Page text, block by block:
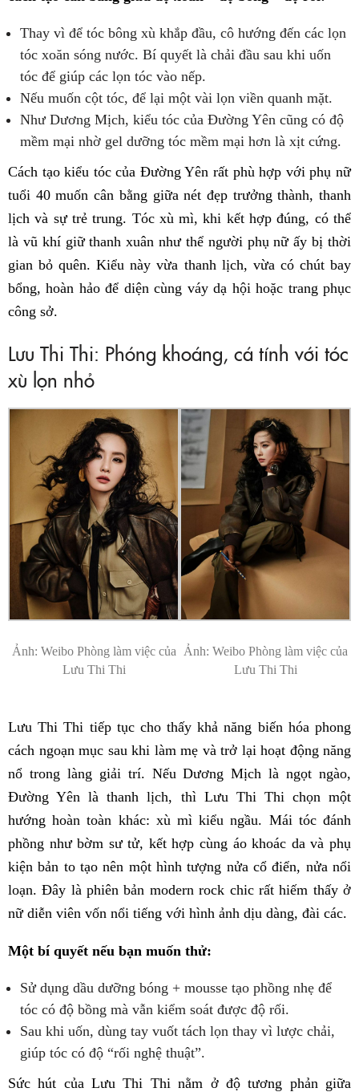
Thay vì để tóc bông xù khắp đầu, cô hướng đến các lọn
tóc xoăn sóng nước. Bí quyết là chải đầu sau khi uốn
tóc để giúp các lọn tóc vào nếp.
Nếu muốn cột tóc, để lại một vài lọn viền quanh mặt.
Như Dương Mịch, kiểu tóc của Đường Yên cũng có độ
mềm mại nhờ gel dưỡng tóc mềm mại hơn là xịt cứng.
Cách tạo kiểu tóc của Đường Yên rất phù hợp với phụ nữ
tuổi 40 muốn cân bằng giữa nét đẹp trưởng thành, thanh
lịch và sự trẻ trung. Tóc xù mì, khi kết hợp đúng, có thể
là vũ khí giữ thanh xuân như thể người phụ nữ ấy bị thời
gian bỏ quên. Kiểu này vừa thanh lịch, vừa có chút bay
bổng, hoàn hảo để diện cùng váy dạ hội hoặc trang phục
công sở.
Lưu Thi Thi: Phóng khoáng, cá tính với tóc
xù lọn nhỏ
Ảnh: Weibo Phòng làm việc của
Lưu Thi Thi
Ảnh: Weibo Phòng làm việc của
Lưu Thi Thi
Lưu Thi Thi tiếp tục cho thấy khả năng biến hóa phong
cách ngoạn mục sau khi làm mẹ và trở lại hoạt động năng
nổ trong làng giải trí. Nếu Dương Mịch là ngọt ngào,
Đường Yên là thanh lịch, thì Lưu Thi Thi chọn một
hướng hoàn toàn khác: xù mì kiểu ngầu. Mái tóc đánh
phồng như bờm sư tử, kết hợp cùng áo khoác da và phụ
kiện bản to tạo nên một hình tượng nửa cổ điển, nửa nổi
loạn. Đây là phiên bản modern rock chic rất hiếm thấy ở
nữ diễn viên vốn nổi tiếng với hình ảnh dịu dàng, đài các.
Một bí quyết nếu bạn muốn thử:
Sử dụng dầu dưỡng bóng + mousse tạo phồng nhẹ để
tóc có độ bồng mà vẫn kiểm soát được độ rối.
Sau khi uốn, dùng tay vuốt tách lọn thay vì lược chải,
giúp tóc có độ “rối nghệ thuật”.
Sức hút của Lưu Thi Thi nằm ở độ tương phản giữa